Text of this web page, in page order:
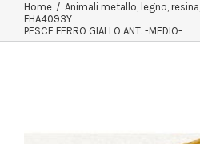
Home / Animali metallo, legno, resina
FHA4093Y
PESCE FERRO GIALLO ANT. -MEDIO-